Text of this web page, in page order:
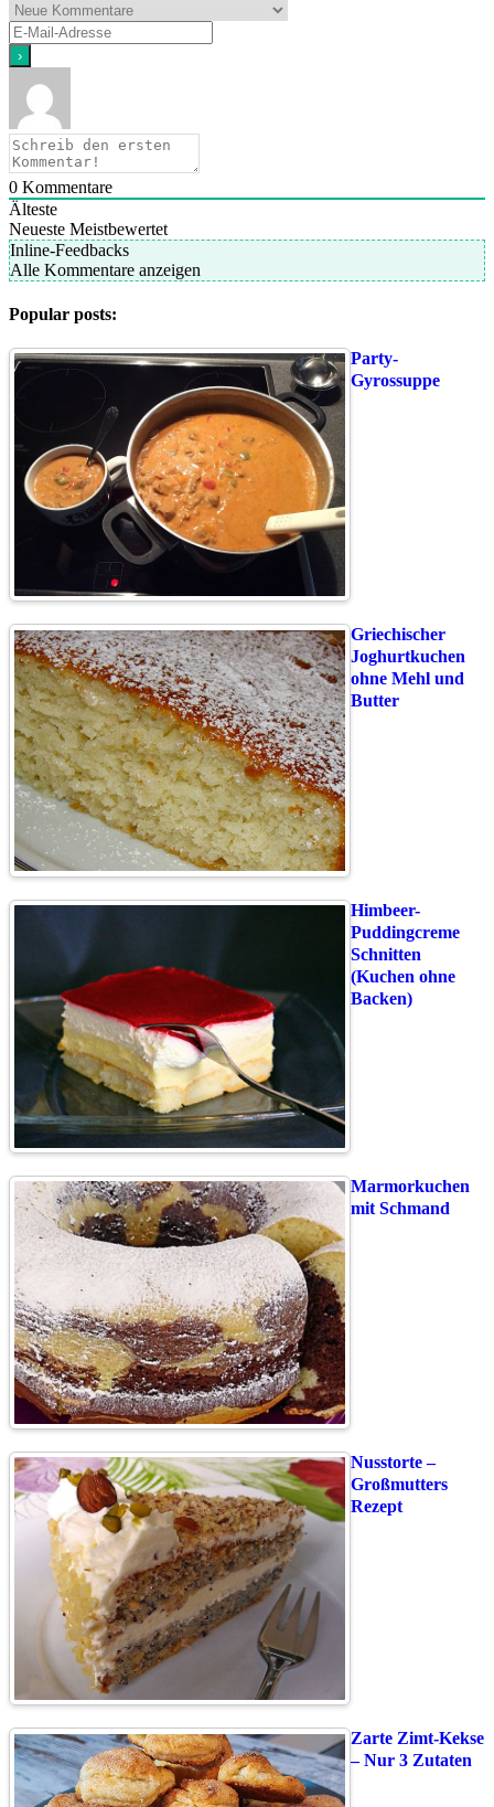
0 Kommentare
Älteste
Neueste Meistbewertet
Inline-Feedbacks
Alle Kommentare anzeigen
Popular posts:
Party-
Gyrossuppe
Griechischer
Joghurtkuchen
ohne Mehl und
Butter
Himbeer-
Puddingcreme
Schnitten
(Kuchen ohne
Backen)
Marmorkuchen
mit Schmand
Nusstorte –
Großmutters
Rezept
Zarte Zimt-Kekse
– Nur 3 Zutaten